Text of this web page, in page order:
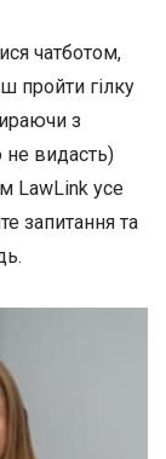
чатботом,
пройти гілку
з
не видасть)
LawLink усе
запитання та